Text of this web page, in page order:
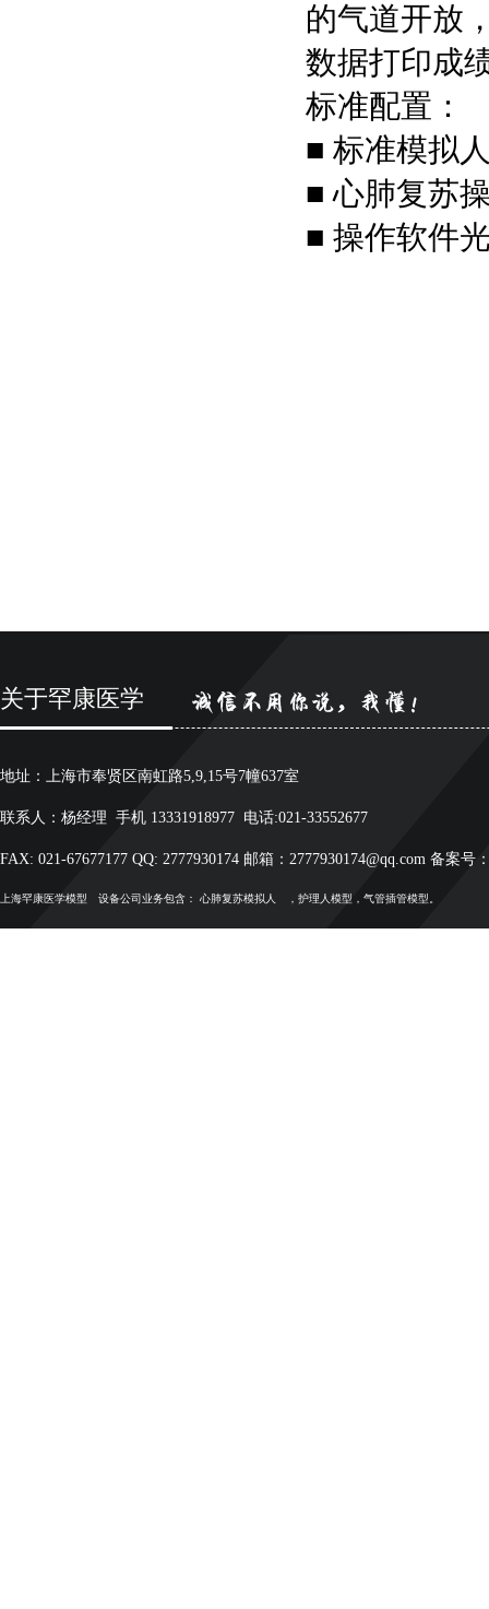
的气道开放
数据打印成
标准配置：
■ 标准模拟
■ 心肺复苏
■ 操作软件
关于罕康医学
地址：上海市奉贤区南虹路5,9,15号7幢637室
联系人：杨经理 手机 13331918977 电话:021-33552677
FAX: 021-67677177 QQ: 2777930174 邮箱：2777930174@qq.com 备案号
上海罕康医学模型 设备公司业务包含： 心肺复苏模拟人 ，护理人模型，气管插管模型。